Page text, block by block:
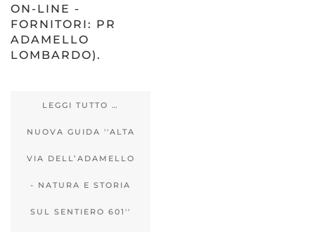
ON-LINE -
FORNITORI: PR
ADAMELLO
LOMBARDO).
LEGGI TUTTO …
NUOVA GUIDA ''ALTA
VIA DELL’ADAMELLO
- NATURA E STORIA
SUL SENTIERO 601''